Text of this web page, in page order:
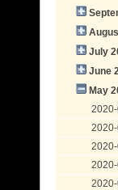
July
June
May